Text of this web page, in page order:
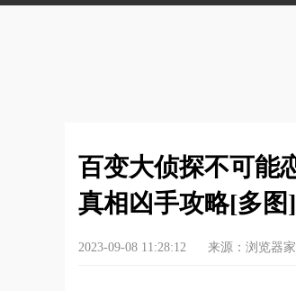
百变大侦探不可能
真相凶手攻略[多图]
2023-09-08 11:28:12 来源：浏览器家